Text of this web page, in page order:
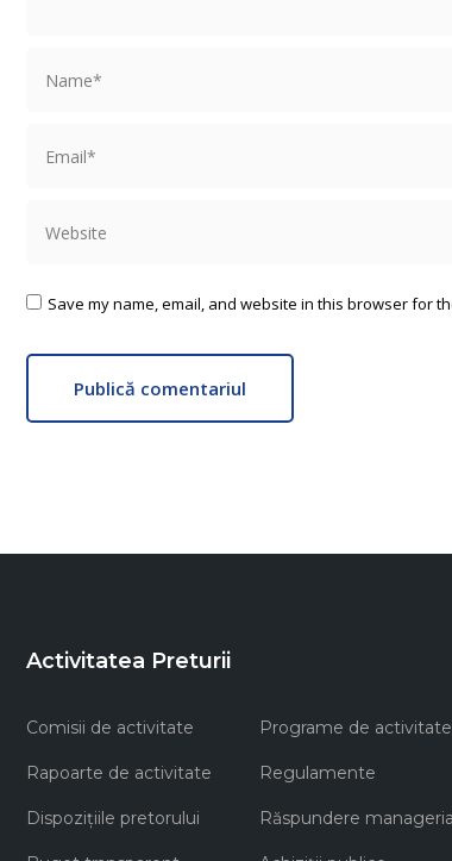
Save my name, email, and website in this browser for
Publică comentariul
Activitatea Preturii
Comisii de activitate Programe de activitate
Rapoarte de activitate Regulamente
Dispozițiile pretorului Răspundere